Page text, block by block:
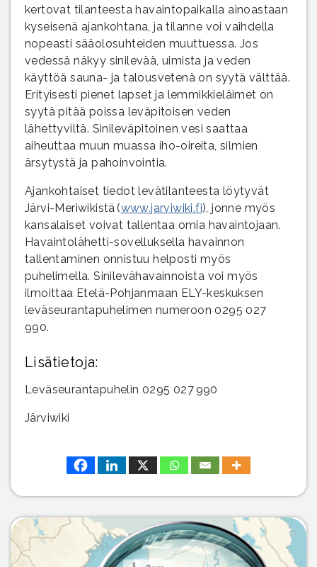
kertovat tilanteesta havaintopaikalla ainoastaan
kyseisenä ajankohtana, ja tilanne voi vaihdella
nopeasti sääolosuhteiden muuttuessa. Jos
vedessä näkyy sinilevää, uimista ja veden
käyttöä sauna- ja talousvetenä on syytä välttää.
Erityisesti pienet lapset ja lemmikkieläimet on
syytä pitää poissa leväpitoisen veden
lähettyviltä. Sinileväpitoinen vesi saattaa
aiheuttaa muun muassa iho-oireita, silmien
ärsytystä ja pahoinvointia.
Ajankohtaiset tiedot levätilanteesta löytyvät
Järvi-Meriwikistä (www.jarviwiki.fi), jonne myös
kansalaiset voivat tallentaa omia havaintojaan.
Havaintolähetti-sovelluksella havainnon
tallentaminen onnistuu helposti myös
puhelimella. Sinilevähavainnoista voi myös
ilmoittaa Etelä-Pohjanmaan ELY-keskuksen
leväseurantapuhelimen numeroon 0295 027
990.
Lisätietoja:
Leväseurantapuhelin 0295 027 990
Järviwiki